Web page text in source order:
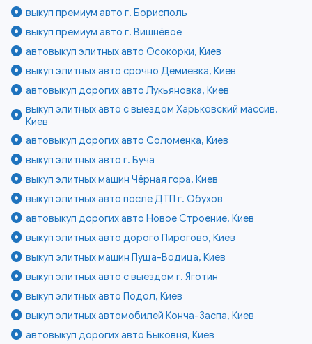
выкуп премиум авто г. Борисполь
выкуп премиум авто г. Вишнёвое
автовыкуп элитных авто Осокорки, Киев
выкуп элитных авто срочно Демиевка, Киев
автовыкуп дорогих авто Лукьяновка, Киев
выкуп элитных авто с выездом Харьковский массив,
Киев
автовыкуп дорогих авто Соломенка, Киев
выкуп элитных авто г. Буча
выкуп элитных машин Чёрная гора, Киев
выкуп элитных авто после ДТП г. Обухов
автовыкуп дорогих авто Новое Строение, Киев
выкуп элитных авто дорого Пирогово, Киев
выкуп элитных машин Пуща-Водица, Киев
выкуп элитных авто с выездом г. Яготин
выкуп элитных авто Подол, Киев
выкуп элитных автомобилей Конча-Заспа, Киев
автовыкуп дорогих авто Быковня, Киев